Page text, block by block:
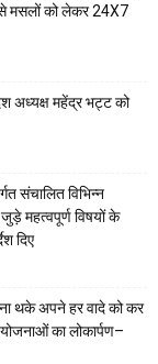
मसलों को लेकर 24X7
अध्यक्ष महेंद्र भट्ट को
संचालित विभिन्न
महत्वपूर्ण विषयों के
दिए
थके अपने हर वादे को कर
का लोकार्पण–